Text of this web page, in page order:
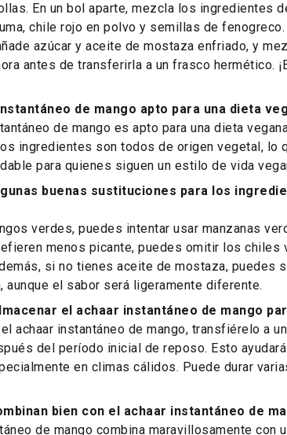
En un bol aparte, mezcla los ingredientes
chile rojo en polvo y semillas de
azúcar y aceite de mostaza enfriado, y
antes de transferirla a un frasco hermético.
de mango apto para una dieta
de mango es apto para una dieta
ingredientes son todos de origen vegetal, lo
para quienes siguen un estilo de vida
buenas sustituciones para los
verdes, puedes intentar usar manzanas
menos picante, puedes omitir los chiles
si no tienes aceite de mostaza, puedes
aunque el sabor será ligeramente diferente.
el achaar instantáneo de mango
achaar instantáneo de mango, transfiérelo a
del período inicial de reposo. Esto
en climas cálidos. Puede durar
bien con el achaar instantáneo de
de mango combina maravillosamente con